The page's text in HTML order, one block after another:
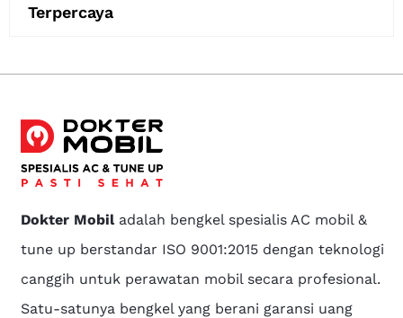
Terpercaya
Dokter Mobiladalah bengkel spesialis AC mobil &
tune up berstandar ISO 9001:2015 dengan teknologi
canggih untuk perawatan mobil secara profesional.
Satu-satunya bengkel yang berani garansi uang